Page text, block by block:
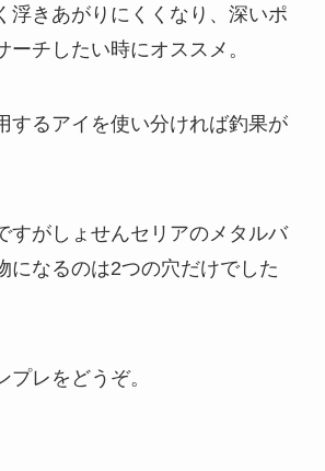
浮きあがりにくくなり、深いポ
ーチしたい時にオススメ。
するアイを使い分ければ釣果が
すがしょせんセリアのメタルバ
になるのは2つの穴だけでした
レをどうぞ。